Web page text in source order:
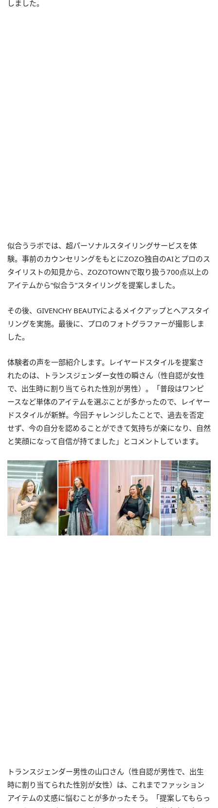
しました。
似合うラボでは、超パーソナルスタイリングサービスを体
験。事前のカウンセリングをもとにZOZO独自のAIとプロのス
タイリストの知見から、ZOZOTOWNで取り扱う700点以上の
アイテムから“似合う”スタイリングを提案しました。
その後、GIVENCHY BEAUTYによるメイクアップとヘアスタイ
リングを実施。最後に、プロのフォトグラファーが撮影しま
した。
体験者の声を一部紹介します。レイヤードスタイルを提案さ
れたのは、トランスジェンダー女性の瞬さん（性自認が女性
で、出生時に割り当てられた性別が男性）。「普段はワンピ
ースなど単体のアイテムを選ぶことが多かったので、レイヤー
ドスタイルが新鮮。今回チャレンジしたことで、過去を否定
せず、今の自分を認めることができて気持ちが楽になり、自然
と笑顔になって自信が持てました」とコメントしています。
トランスジェンダー男性の山口さん（性自認が男性で、出生
時に割り当てられた性別が女性）は、これまでファッション
アイテムの丈感に悩むことが多かったそう。「提案してもらっ